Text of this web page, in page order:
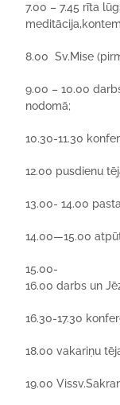
7.00 – 7.45 rīta
8.00Sv.Mise (
9.00 – 10.00
nodomā;
10.30-11.30
12.00 pusdienu
13.00- 14.00
14.00—15.00
15.00-
16.00darbs un
16.30-17.30
18.00vakariņu
19.00